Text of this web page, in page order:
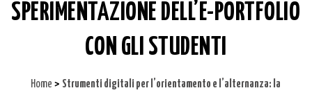
SPERIMENTAZIONE DELL’E-PORTFOLIO
CON GLI STUDENTI
Home > Strumenti digitali per l’orientamento e l’alternanza: la